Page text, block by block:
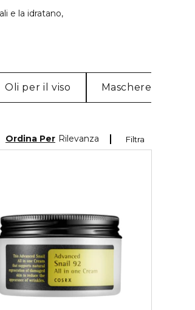
e la idratano,
Oli per il viso Maschere per il
Filtra
Ordina Per Rilevanza